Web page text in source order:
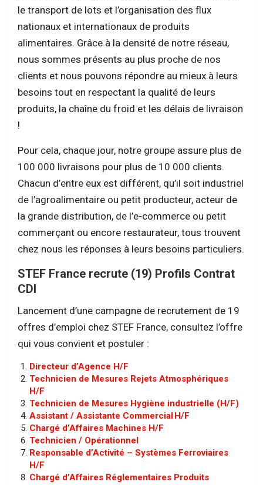
le transport de lots et l’organisation des flux
nationaux et internationaux de produits
alimentaires. Grâce à la densité de notre réseau,
nous sommes présents au plus proche de nos
clients et nous pouvons répondre au mieux à leurs
besoins tout en respectant la qualité de leurs
produits, la chaîne du froid et les délais de livraison
!
Pour cela, chaque jour, notre groupe assure plus de
100 000 livraisons pour plus de 10 000 clients.
Chacun d’entre eux est différent, qu’il soit industriel
de l’agroalimentaire ou petit producteur, acteur de
la grande distribution, de l’e-commerce ou petit
commerçant ou encore restaurateur, tous trouvent
chez nous les réponses à leurs besoins particuliers.
STEF France recrute (19) Profils Contrat
CDI
Lancement d’une campagne de recrutement de 19
offres d’emploi chez STEF France, consultez l’offre
qui vous convient et postuler :
Directeur d’Agence H/F
Technicien de Mesures Rejets Atmosphériques
H/F
Technicien de Mesures Hygiène industrielle (H/F)
Assistant / Assistante Commercial H/F
Chargé d’Affaires Machines H/F
Technicien / Opérationnel
Responsable d’Activité – Systèmes Ferroviaires
H/F
Chargé d’Affaires Réglementaires Produits